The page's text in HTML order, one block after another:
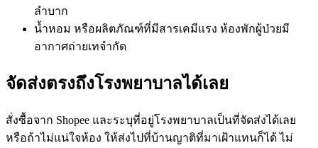
ลำบาก
น้ำหอม หรือผลิตภัณฑ์ที่มีสารเคมีแรง ห้องพักผู้ป่วยมี
อากาศถ่ายเทจำกัด
จัดส่งตรงถึงโรงพยาบาลได้เลย
สั่งซื้อจาก Shopee และระบุที่อยู่โรงพยาบาลเป็นที่จัดส่งได้เลย
หรือถ้าไม่แน่ใจห้อง ให้ส่งไปที่บ้านญาติที่มาเฝ้าแทนก็ได้ ไม่